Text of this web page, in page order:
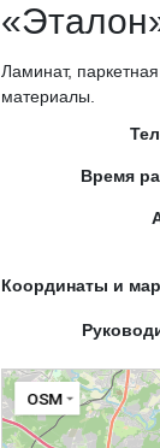
Ламинат,
материалы.
Время
Координаты и
OSM